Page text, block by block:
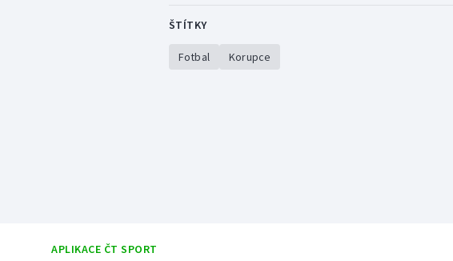
ŠTÍTKY
Fotbal Korupce
APLIKACE ČT SPORT